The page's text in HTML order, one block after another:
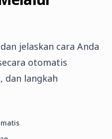
jelaskan cara Anda
otomatis
dan langkah